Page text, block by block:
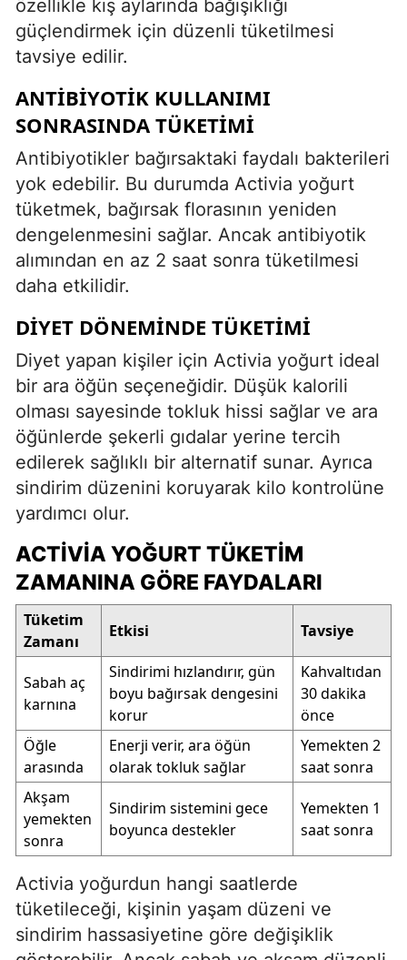
özellikle kış aylarında bağışıklığı
güçlendirmek için düzenli tüketilmesi
tavsiye edilir.
ANTIBIYOTIK KULLANIMI
SONRASINDA TÜKETIMI
Antibiyotikler bağırsaktaki faydalı bakterileri
yok edebilir. Bu durumda Activia yoğurt
tüketmek, bağırsak florasının yeniden
dengelenmesini sağlar. Ancak antibiyotik
alımından en az 2 saat sonra tüketilmesi
daha etkilidir.
DIYET DÖNEMINDE TÜKETIMI
Diyet yapan kişiler için Activia yoğurt ideal
bir ara öğün seçeneğidir. Düşük kalorili
olması sayesinde tokluk hissi sağlar ve ara
öğünlerde şekerli gıdalar yerine tercih
edilerek sağlıklı bir alternatif sunar. Ayrıca
sindirim düzenini koruyarak kilo kontrolüne
yardımcı olur.
ACTIVIA YOĞURT TÜKETIM
ZAMANINA GÖRE FAYDALARI
Tüketim
Zamanı
Etkisi Tavsiye
Sabah aç
karnına
Sindirimi hızlandırır, gün
boyu bağırsak dengesini
korur
Kahvaltıdan
30 dakika
önce
Öğle
arasında
Enerji verir, ara öğün
olarak tokluk sağlar
Yemekten 2
saat sonra
Akşam
yemekten
sonra
Sindirim sistemini gece
boyunca destekler
Yemekten 1
saat sonra
Activia yoğurdun hangi saatlerde
tüketileceği, kişinin yaşam düzeni ve
sindirim hassasiyetine göre değişiklik